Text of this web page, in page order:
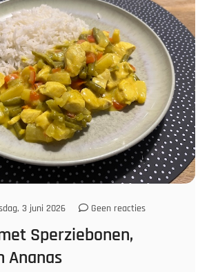
3 juni 2026 Geen reacties
Sperziebonen,
Ananas